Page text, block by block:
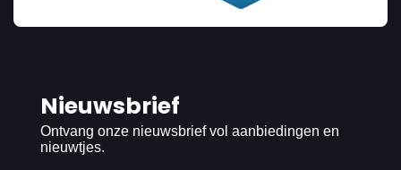
Nieuwsbrief
Ontvang onze nieuwsbrief vol aanbiedingen en
nieuwtjes.